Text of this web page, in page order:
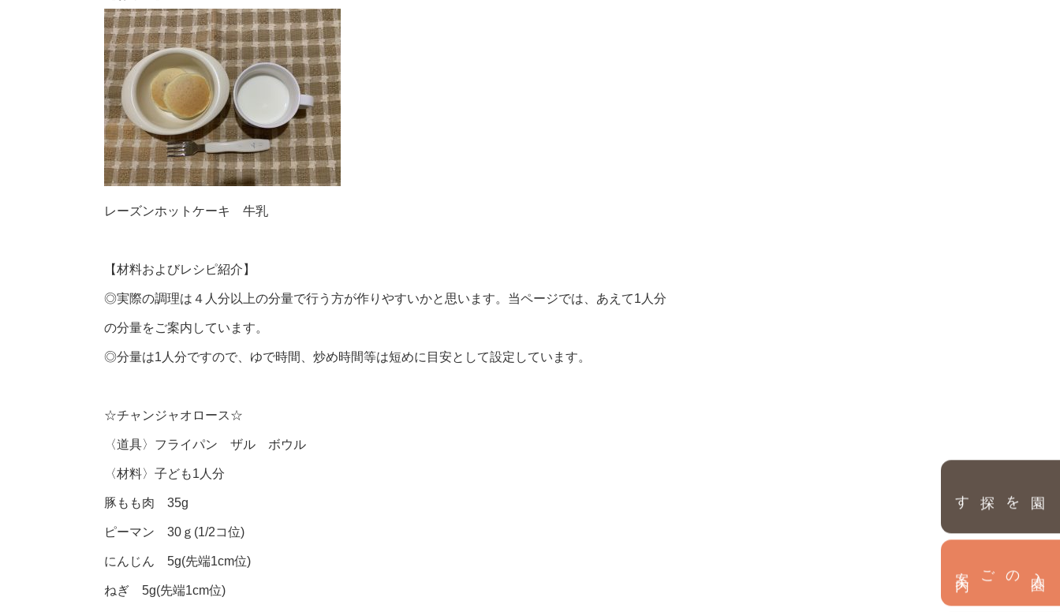
園を探す
レーズンホットケーキ 牛乳
【材料およびレシピ紹介】
◎実際の調理は４人分以上の分量で行う方が作りやすいかと思います。当ページでは、あえて1人分
の分量をご案内しています。
◎分量は1人分ですので、ゆで時間、炒め時間等は短めに目安として設定しています。
☆チャンジャオロース☆
〈道具〉フライパン ザル ボウル
〈材料〉子ども1人分
豚もも肉 35g
ピーマン 30ｇ(1/2コ位)
にんじん 5g(先端1cm位)
ねぎ 5g(先端1cm位)